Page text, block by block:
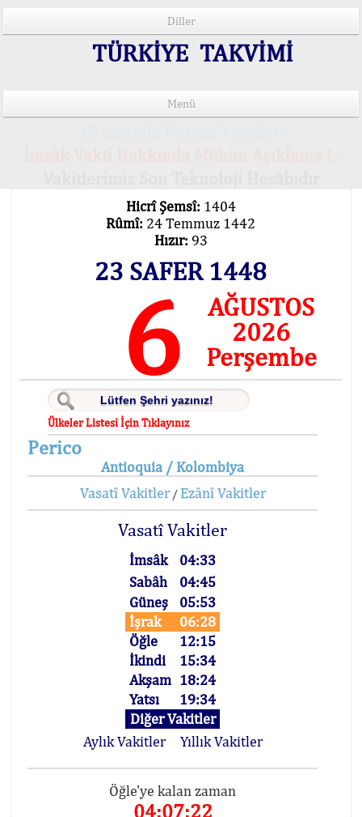
Diller
TÜRKİYE TAKVİMİ
Menü
Hicrî Şemsî: 1404
Rûmî: 24 Temmuz 1442
Hızır: 93
23 SAFER 1448
6
AĞUSTOS
2026
Perşembe
Ülkeler Listesi İçin Tıklayınız
Perico
Antioquia / Kolombiya
Vasatî Vakitler/ Ezânî Vakitler
Vasatî Vakitler
İmsâk
04:33
Sabâh
04:45
Güneş
05:53
İşrak
06:28
Öğle
12:15
İkindi
15:34
Akşam 18:24
Yatsı
19:34
Diğer Vakitler
Aylık Vakitler
Yıllık Vakitler
Öğle'ye kalan zaman
04:07:22